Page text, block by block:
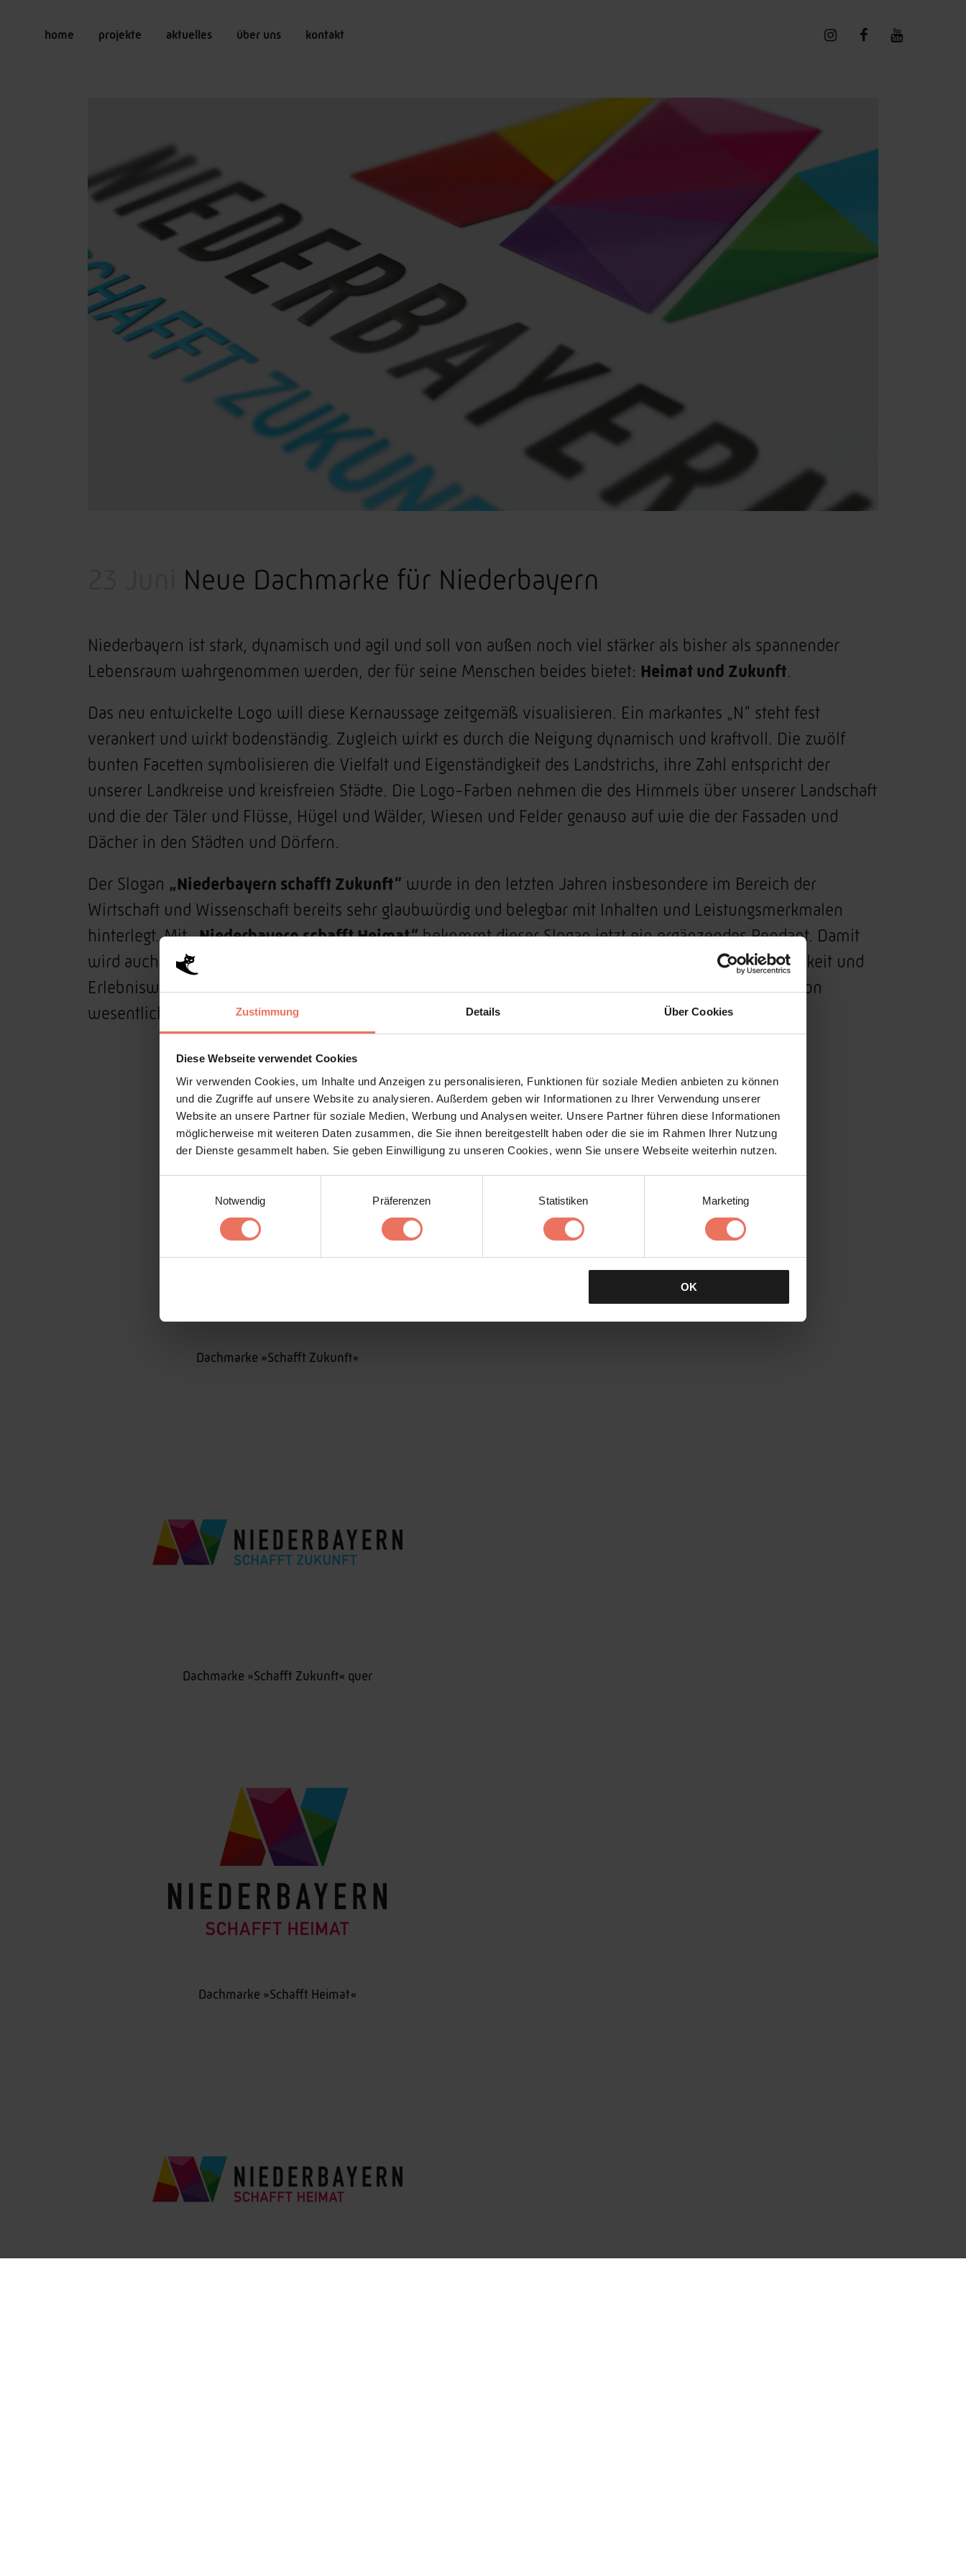
Zustimmung Details Über Cookies
Diese Webseite verwendet Cookies
Wir verwenden Cookies, um Inhalte und Anzeigen zu personalisieren, Funktionen für soziale Medien anbieten zu können
und die Zugriffe auf unsere Website zu analysieren. Außerdem geben wir Informationen zu Ihrer Verwendung unserer
Website an unsere Partner für soziale Medien, Werbung und Analysen weiter. Unsere Partner führen diese Informationen
möglicherweise mit weiteren Daten zusammen, die Sie ihnen bereitgestellt haben oder die sie im Rahmen Ihrer Nutzung
der Dienste gesammelt haben. Sie geben Einwilligung zu unseren Cookies, wenn Sie unsere Webseite weiterhin nutzen.
Notwendig
Präferenzen Statistiken Marketing
OK
home projekte aktuelles über uns kontakt
Neue Dachmarke für Niederbayern
Niederbayern ist stark, dynamisch und agil und soll von außen noch viel stärker als bisher als spannender
Lebensraum wahrgenommen werden, der für seine Menschen beides bietet: Heimat und Zukunft.
Das neu entwickelte Logo will diese Kernaussage zeitgemäß visualisieren. Ein markantes „N“ steht fest
verankert und wirkt bodenständig. Zugleich wirkt es durch die Neigung dynamisch und kraftvoll. Die zwölf
bunten Facetten symbolisieren die Vielfalt und Eigenständigkeit des Landstrichs, ihre Zahl entspricht der
unserer Landkreise und kreisfreien Städte. Die Logo-Farben nehmen die des Himmels über unserer Landschaft
und die der Täler und Flüsse, Hügel und Wälder, Wiesen und Felder genauso auf wie die der Fassaden und
Dächer in den Städten und Dörfern.
Der Slogan „Niederbayern schafft Zukunft“ wurde in den letzten Jahren insbesondere im Bereich der
Wirtschaft und Wissenschaft bereits sehr glaubwürdig und belegbar mit Inhalten und Leistungsmerkmalen
hinterlegt. Mit„Niederbayern schafft Heimat“bekommt dieser Slogan jetzt ein ergänzendes Pendant. Damit
wird auch ein neuer und starker Fokus auf die wichtigen Bereiche Lebensqualität, Familienfreundlichkeit und
Erlebniswert gelegt, die für die Schaffung einer regionalen Identität und eines Heimatbewusstseins von
wesentlicher Bedeutung sind.
Dachmarke »Schafft Zukunft«
Dachmarke »Schafft Zukunft« quer
Dachmarke »Schafft Heimat«